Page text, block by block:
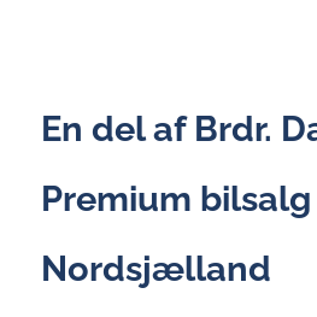
En del af Brdr.
Premium
Nordsjælland